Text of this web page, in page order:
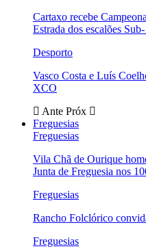
Cartaxo recebe
Estrada dos escalões
Desporto
Vasco Costa e Luís
XCO
Ante Próx
Freguesias
Freguesias
Vila Chã de Ourique
Junta de Freguesia nos
Freguesias
Rancho Folclórico
Freguesias